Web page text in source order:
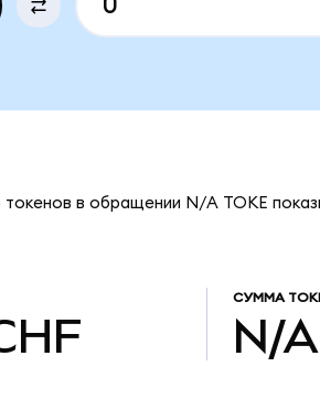
в обращении N/A TOKE
СУММА
N/A